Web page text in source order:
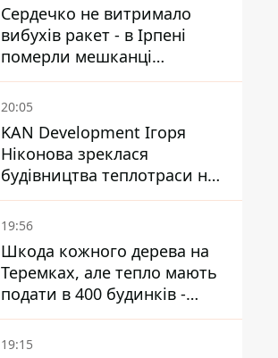
Сердечко не витримало
вибухів ракет - в Ірпені
померли мешканці
притулку для собак з
інвалідністю
20:05
KAN Development Ігоря
Ніконова зреклася
будівництва теплотраси на
Теремках
19:56
Шкода кожного дерева на
Теремках, але тепло мають
подати в 400 будинків -
депутатка Київради
19:15